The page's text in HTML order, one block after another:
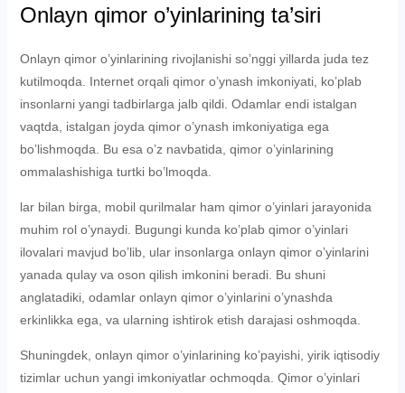
Onlayn qimor o’yinlarining ta’siri
Onlayn qimor o’yinlarining rivojlanishi so’nggi yillarda juda tez
kutilmoqda. Internet orqali qimor o’ynash imkoniyati, ko’plab
insonlarni yangi tadbirlarga jalb qildi. Odamlar endi istalgan
vaqtda, istalgan joyda qimor o’ynash imkoniyatiga ega
bo’lishmoqda. Bu esa o’z navbatida, qimor o’yinlarining
ommalashishiga turtki bo’lmoqda.
lar bilan birga, mobil qurilmalar ham qimor o’yinlari jarayonida
muhim rol o’ynaydi. Bugungi kunda ko’plab qimor o’yinlari
ilovalari mavjud bo’lib, ular insonlarga onlayn qimor o’yinlarini
yanada qulay va oson qilish imkonini beradi. Bu shuni
anglatadiki, odamlar onlayn qimor o’yinlarini o’ynashda
erkinlikka ega, va ularning ishtirok etish darajasi oshmoqda.
Shuningdek, onlayn qimor o’yinlarining ko’payishi, yirik iqtisodiy
tizimlar uchun yangi imkoniyatlar ochmoqda. Qimor o’yinlari